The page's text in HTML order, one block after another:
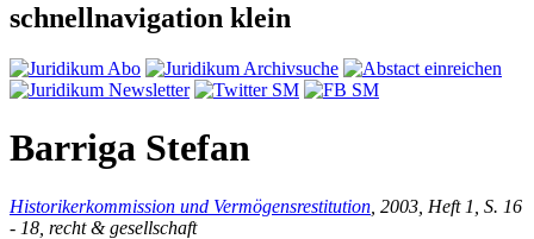
schnellnavigation klein
Barriga Stefan
Historikerkommission und Vermögensrestitution , 2003, Heft 1, S. 16
- 18, recht & gesellschaft